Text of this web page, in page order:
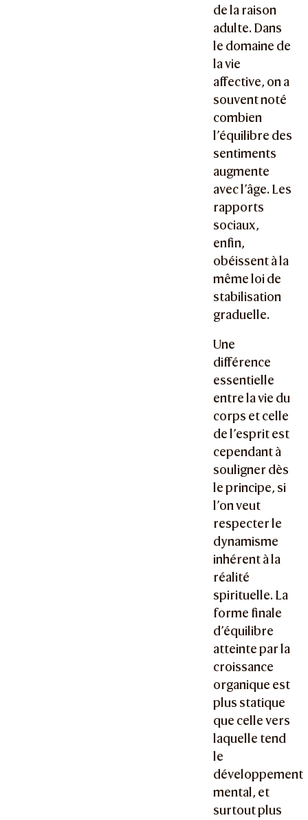
de la raison
adulte. Dans
le domaine de
la vie
affective, on a
souvent noté
combien
l’équilibre des
sentiments
augmente
avec l’âge. Les
rapports
sociaux,
enfin,
obéissent à la
même loi de
stabilisation
graduelle.
Une
différence
essentielle
entre la vie du
corps et celle
de l’esprit est
cependant à
souligner dès
le principe, si
l’on veut
respecter le
dynamisme
inhérent à la
réalité
spirituelle. La
forme finale
d’équilibre
atteinte par la
croissance
organique est
plus statique
que celle vers
laquelle tend
le
développement
mental, et
surtout plus